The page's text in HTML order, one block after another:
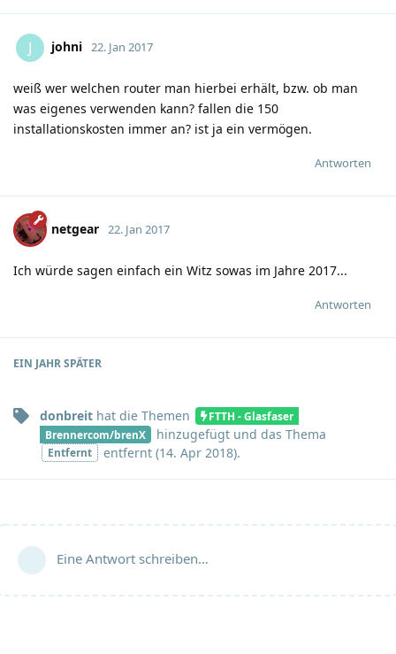
J johni 22. Jan 2017
weiß wer welchen router man hierbei erhält, bzw. ob man
was eigenes verwenden kann? fallen die 150
installationskosten immer an? ist ja ein vermögen.
Antworten
netgear 22. Jan 2017
Ich würde sagen einfach ein Witz sowas im Jahre 2017...
Antworten
EIN JAHRSPÄTER
donbreit hat die Themen
FTTH - Glasfaser
Brennercom/brenX
hinzugefügt und das Thema
Entfernt entfernt (14. Apr 2018).
Eine Antwort schreiben…